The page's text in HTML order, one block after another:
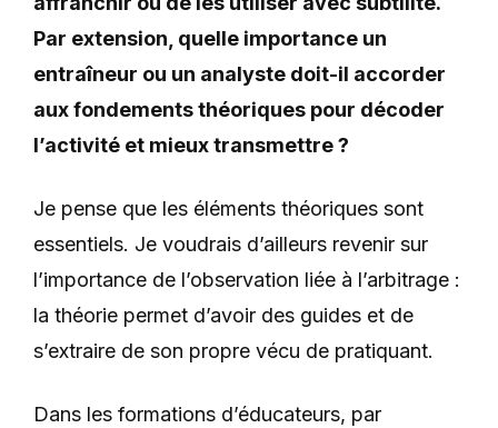
Par extension, quelle importance un
entraîneur ou un analyste doit-il accorder
aux fondements théoriques pour décoder
l’activité et mieux transmettre ?
Je pense que les éléments théoriques sont
essentiels. Je voudrais d’ailleurs revenir sur
l’importance de l’observation liée à l’arbitrage :
la théorie permet d’avoir des guides et de
s’extraire de son propre vécu de pratiquant.
Dans les formations d’éducateurs, par